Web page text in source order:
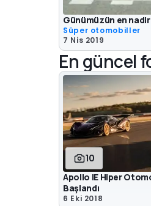
Günümüzün en
Süper otomobiller
7 Nis 2019
En güncel
10
Apollo IE Hiper
Başlandı
6 Eki 2018